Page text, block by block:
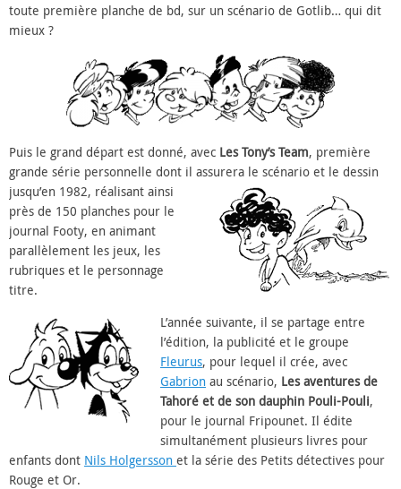
toute première planche de bd, sur un scénario de Gotlib… qui dit
mieux ?
Puis le grand départ est donné, avec Les Tony’s Team, première
grande série personnelle dont il assurera le scénario et le dessin
jusqu’en 1982, réalisant ainsi
près de 150 planches pour le
journal Footy, en animant
parallèlement les jeux, les
rubriques et le personnage
titre.
L’année suivante, il se partage entre
l’édition, la publicité et le groupe
Fleurus, pour lequel il crée, avec
Gabrion au scénario, Les aventures de
Tahoré et de son dauphin Pouli-Pouli,
pour le journal Fripounet. Il édite
simultanément plusieurs livres pour
enfants dont Nils Holgersson et la série des Petits détectives pour
Rouge et Or.